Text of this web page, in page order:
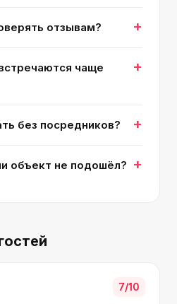
отзывам? +
чаще
+
без посредников? +
объект не подошёл? +
7/10